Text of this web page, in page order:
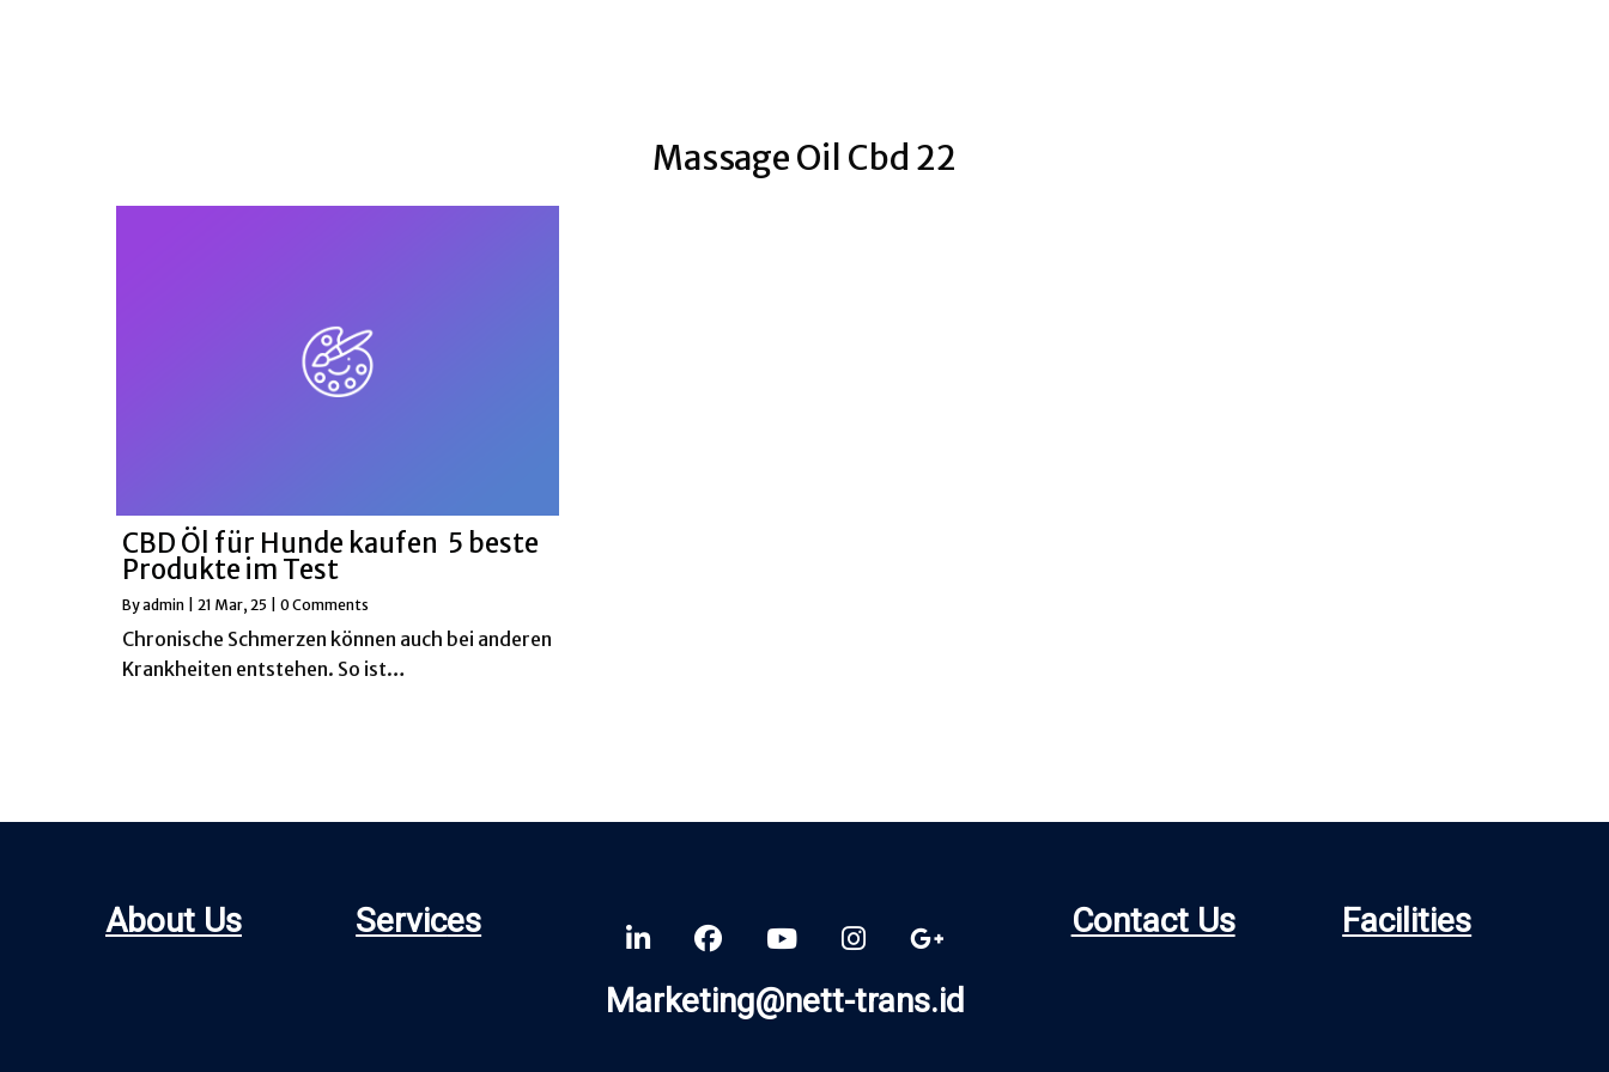
Massage Oil Cbd 22
CBD Öl für Hunde kaufen ️ 5 beste
Produkte im Test
Byadmin 21 Mar, 25 0 Comments
Chronische Schmerzen können auch bei anderen
Krankheiten entstehen. So ist…
About Us Services
Marketing@nett-trans.id
Contact Us Facilities